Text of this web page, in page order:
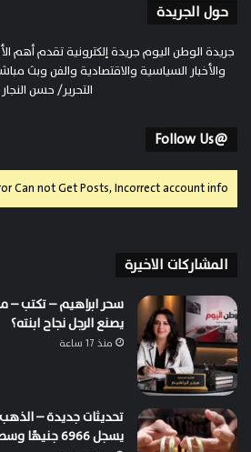
حول الجريدة
جريدة الوطن اليوم جريدة إلكترونية تقدم أهم
والأخبار السياسية والاقتصادية والفن وبث
التحرير/ حسن النجار
@Follow Us
Can not Get Posts, Incorrect account info.
المشاركات الاخيرة
سحر ابراهيم – تكتب –
يصنع الرجل نجاح ابنته؟
منذ 17 ساعة
يسجل 6966 جنيهًا وسط ترقب الأسواق العالمية